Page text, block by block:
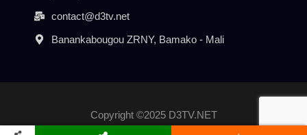
contact@d3tv.net
Banankabougou ZRNY, Bamako - Mali
Copyright ©2025 D3TV.NET